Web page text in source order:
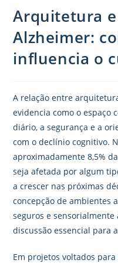
Arquitetura
Alzheimer:
influencia o
A relação entre
evidencia como o espaço
diário, a segurança e a
com o declínio cognitivo.
aproximadamente 8,5%
seja afetada por algum
a crescer nas próximas
concepção de ambientes
seguros e
discussão essencial para
Em projetos voltados